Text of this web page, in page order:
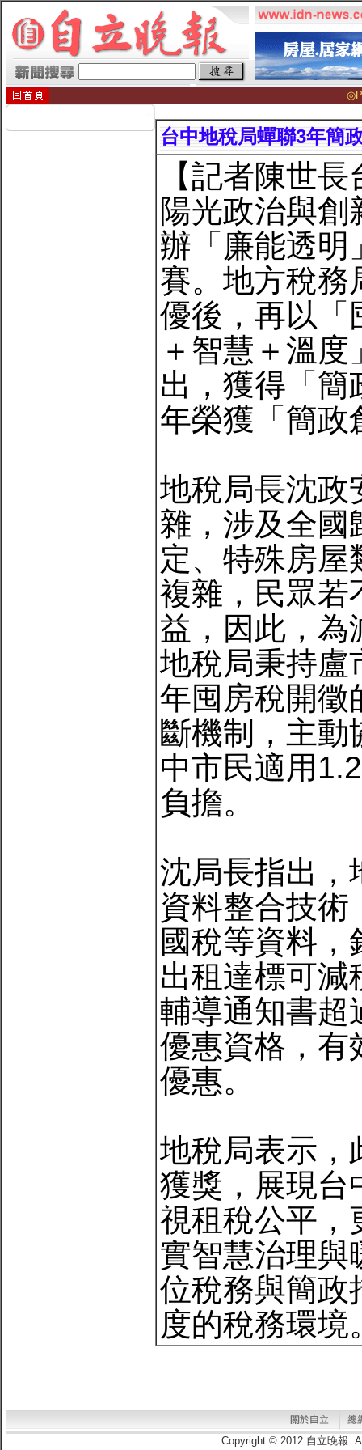
台中地稅局蟬聯3年簡
【記者陳世
陽光政治與
辦「廉能透明
賽。地方稅務
優後，再以
＋智慧＋溫
出，獲得「簡
年榮獲「簡政
地稅局長沈政
雜，涉及全國
定、特殊房屋
複雜，民眾若
益，因此，為
地稅局秉持盧
年囤房稅開徵
斷機制，主動
中市民適用
負擔。
沈局長指出，
資料整合技術
國稅等資料
出租達標可減
輔導通知書超
優惠資格，有
優惠。
地稅局表示，
獲獎，展現台
視租稅公平，
實智慧治理與
位稅務與簡政
度的稅務環境
Copyright © 2012 自立晚報.